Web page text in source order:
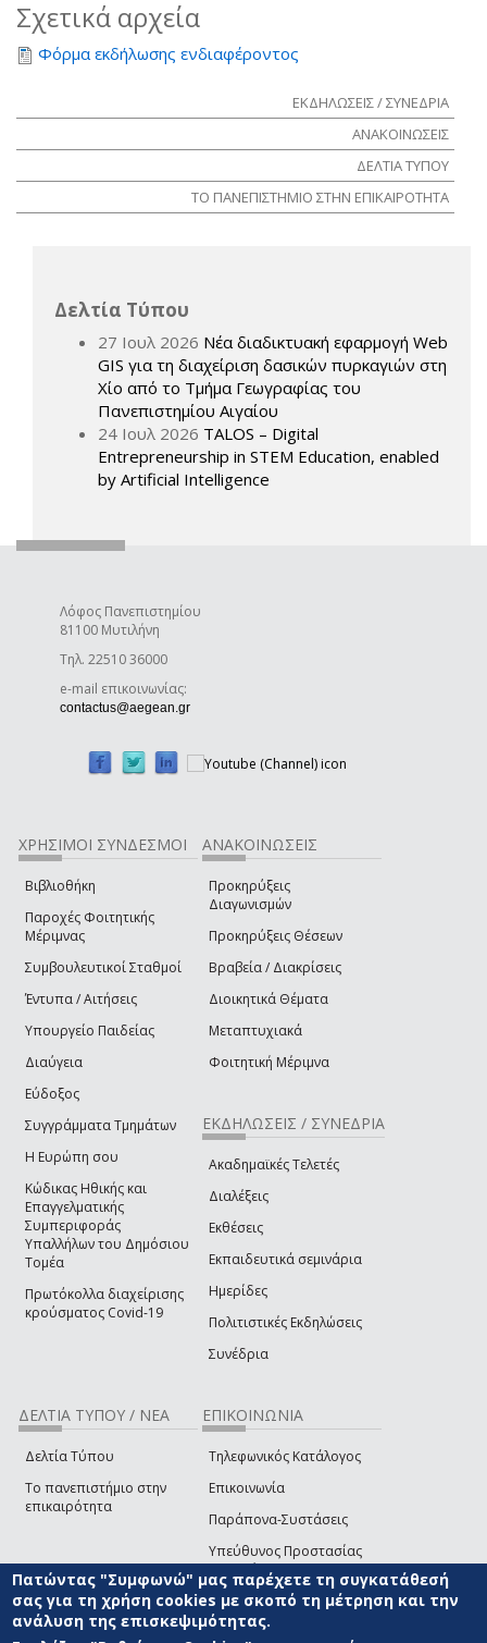
Σχετικά αρχεία
Φόρμα εκδήλωσης ενδιαφέροντος
ΕΚΔΗΛΩΣΕΙΣ / ΣΥΝΕΔΡΙΑ
ΑΝΑΚΟΙΝΩΣΕΙΣ
ΔΕΛΤΙΑ ΤΥΠΟΥ
ΤΟ ΠΑΝΕΠΙΣΤΗΜΙΟ ΣΤΗΝ ΕΠΙΚΑΙΡΟΤΗΤΑ
Δελτία Τύπου
27 Ιουλ 2026 Νέα διαδικτυακή εφαρμογή Web
GIS για τη διαχείριση δασικών πυρκαγιών στη
Χίο από το Τμήμα Γεωγραφίας του
Πανεπιστημίου Αιγαίου
24 Ιουλ 2026 TALOS – Digital
Entrepreneurship in STEM Education, enabled
by Artificial Intelligence
Λόφος Πανεπιστημίου
81100 Μυτιλήνη
Τηλ. 22510 36000
e-mail επικοινωνίας:
contactus@aegean.gr
ΧΡΗΣΙΜΟΙ ΣΥΝΔΕΣΜΟΙ
Βιβλιοθήκη
Παροχές Φοιτητικής
Μέριμνας
Συμβουλευτικοί Σταθμοί
Έντυπα / Αιτήσεις
Υπουργείο Παιδείας
Διαύγεια
Εύδοξος
Συγγράμματα Τμημάτων
Η Ευρώπη σου
Κώδικας Ηθικής και
Επαγγελματικής
Συμπεριφοράς
Υπαλλήλων του Δημόσιου
Τομέα
Πρωτόκολλα διαχείρισης
κρούσματος Covid-19
ΑΝΑΚΟΙΝΩΣΕΙΣ
Προκηρύξεις
Διαγωνισμών
Προκηρύξεις Θέσεων
Βραβεία / Διακρίσεις
Διοικητικά Θέματα
Μεταπτυχιακά
Φοιτητική Μέριμνα
ΕΚΔΗΛΩΣΕΙΣ / ΣΥΝΕΔΡΙΑ
Ακαδημαϊκές Τελετές
Διαλέξεις
Εκθέσεις
Εκπαιδευτικά σεμινάρια
Ημερίδες
Πολιτιστικές Εκδηλώσεις
Συνέδρια
ΔΕΛΤΙΑ ΤΥΠΟΥ / ΝΕΑ
Δελτία Τύπου
Το πανεπιστήμιο στην
επικαιρότητα
ΕΠΙΚΟΙΝΩΝΙΑ
Τηλεφωνικός Κατάλογος
Επικοινωνία
Παράπονα-Συστάσεις
Υπεύθυνος Προστασίας
Δεδομένων
Δήλωση
Προσβασιμότητας
Πατώντας "Συμφωνώ" μας παρέχετε τη συγκατάθεσή
σας για τη χρήση cookies με σκοπό τη μέτρηση και την
ανάλυση της επισκεψιμότητας.